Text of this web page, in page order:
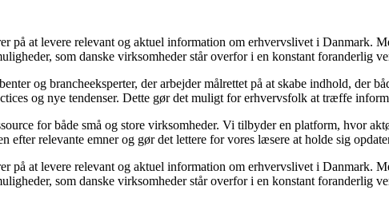
på at levere relevant og aktuel information om erhvervslivet i Danmark.
som danske virksomheder står overfor i en konstant foranderlig
og brancheeksperter, der arbejder målrettet på at skabe indhold, der
og nye tendenser. Dette gør det muligt for erhvervsfolk at træffe
for både små og store virksomheder. Vi tilbyder en platform, hvor
efter relevante emner og gør det lettere for vores læsere at holde sig
på at levere relevant og aktuel information om erhvervslivet i Danmark.
som danske virksomheder står overfor i en konstant foranderlig